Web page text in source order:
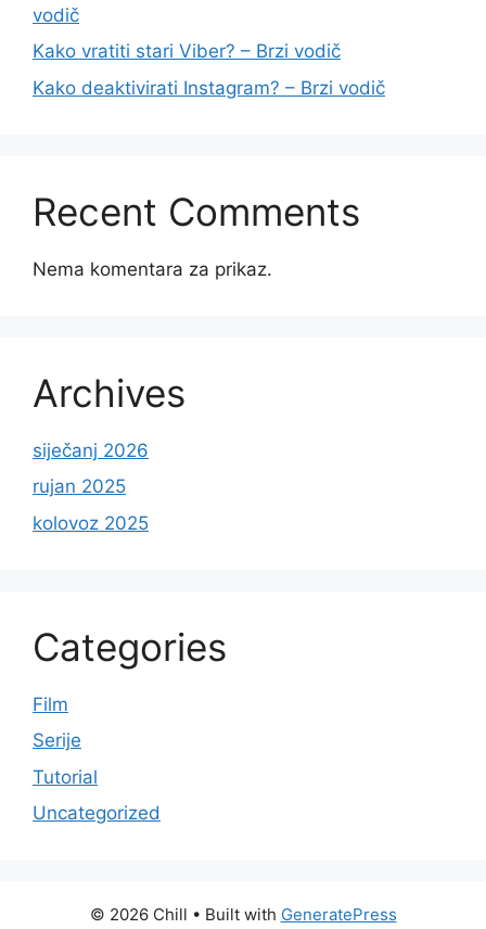
vodič
Kako vratiti stari Viber? – Brzi vodič
Kako deaktivirati Instagram? – Brzi vodič
Recent Comments
Nema komentara za prikaz.
Archives
siječanj 2026
rujan 2025
kolovoz 2025
Categories
Film
Serije
Tutorial
Uncategorized
© 2026 Chill • Built with GeneratePress